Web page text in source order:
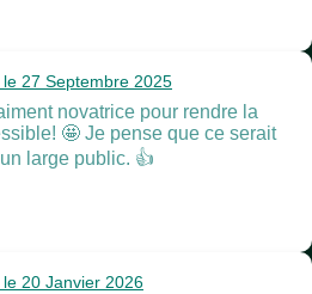
le 27 Septembre 2025
novatrice pour rendre la
🤩 Je pense que ce serait
large public. 👍
le 20 Janvier 2026